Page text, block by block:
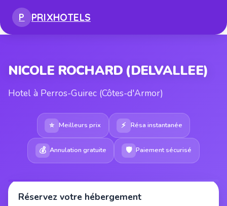
P PRIXHOTELS
NICOLE ROCHARD (DELVALLEE)
Hotel à Perros-Guirec (Côtes-d'Armor)
⭐ Meilleurs prix ⚡ Résa instantanée
💰 Annulation gratuite 🛡 Paiement sécurisé
Réservez votre hébergement